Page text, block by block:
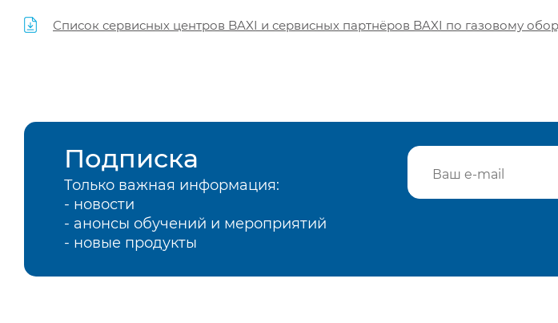
Список сервисных центров BAXI и сервисных партнёров BAXI по газовому
Подписка
Только важная информация:
- новости
- анонсы обучений и мероприятий
- новые продукты